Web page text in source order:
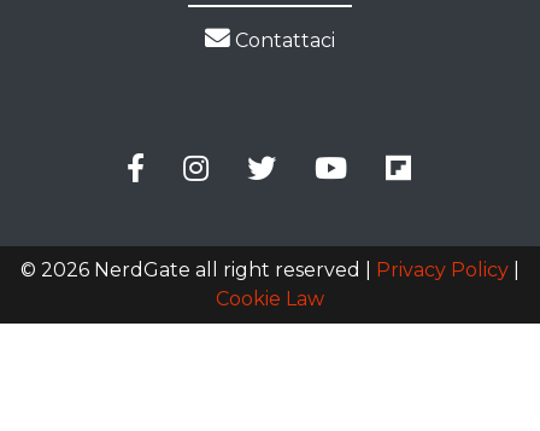
Contattaci
© 2026 NerdGate all right reserved | Privacy Policy
Cookie Law